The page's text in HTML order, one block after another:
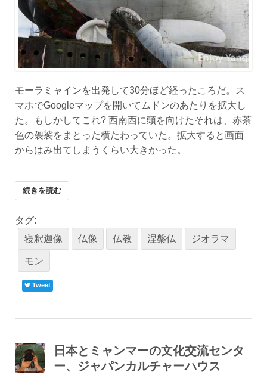
モーラミャインを出発して30分ほど経ったころだ。ス
マホでGoogleマップを開いてムドンのあたりを拡大し
た。もしかしてこれ? 西南西に頭を向けたそれは、赤茶
色の袈裟をまとった横たわっていた。拡大すると画面
からはみ出てしまうくらい大きかった。
続きを読む
タグ:
寝釈迦像
仏像 仏教 涅槃仏 ジオラマ
モン
Tweet
日本とミャンマーの文化交流センタ
ー、ジャパンカルチャーハウス